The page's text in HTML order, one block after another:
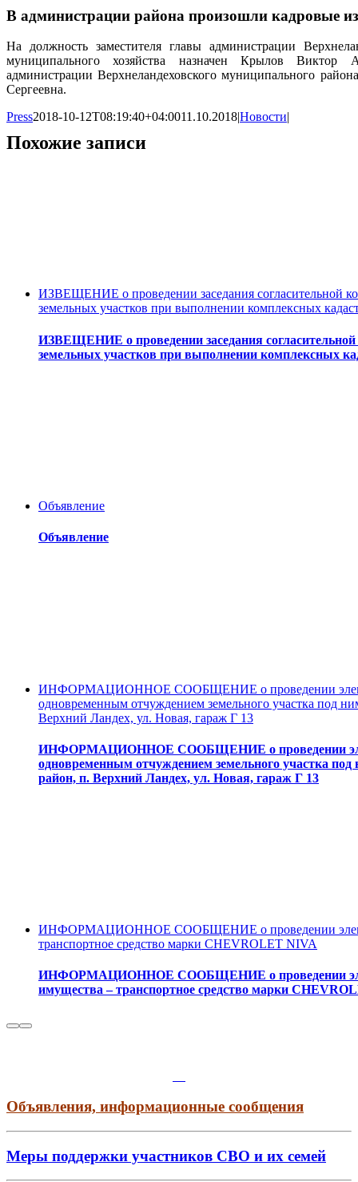
В администрации района произошли кадровые
На должность заместителя главы администрации
муниципального хозяйства назначен Крылов Виктор
администрации Верхнеландеховского муниципального
Сергеевна.
Press2018-10-12T08:19:40+04:0011.10.2018|Новости|
Похожие записи
ИЗВЕЩЕНИЕ о проведении заседания согласительной
земельных участков при выполнении комплексных
ИЗВЕЩЕНИЕ о проведении заседания согласительной
земельных участков при выполнении комплексных
Объявление
Объявление
ИНФОРМАЦИОННОЕ СООБЩЕНИЕ о проведении
одновременным отчуждением земельного участка под
Верхний Ландех, ул. Новая, гараж Г 13
ИНФОРМАЦИОННОЕ СООБЩЕНИЕ о проведении
одновременным отчуждением земельного участка
район, п. Верхний Ландех, ул. Новая, гараж Г 13
ИНФОРМАЦИОННОЕ СООБЩЕНИЕ о проведении
транспортное средство марки CHEVROLET NIVA
ИНФОРМАЦИОННОЕ СООБЩЕНИЕ о проведении
имущества – транспортное средство марки
Объявления, информационные сообщения
Меры поддержки участников СВО и их семей